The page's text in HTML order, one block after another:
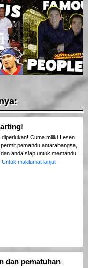
Cuma miliki Lesen
pemandu antarabangsa,
anda siap untuk memandu
Untuk maklumat lanjut
dan pematuhan